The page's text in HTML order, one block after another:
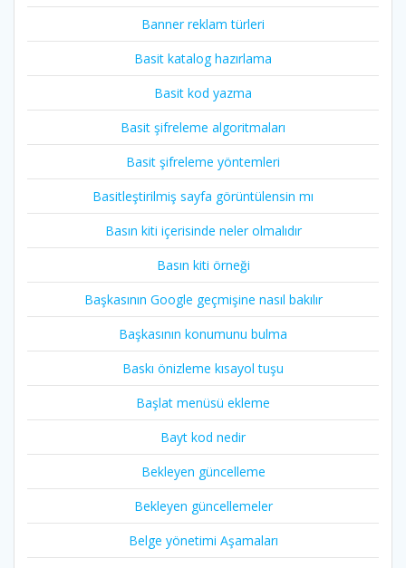
Banner reklam türleri
Basit katalog hazırlama
Basit kod yazma
Basit şifreleme algoritmaları
Basit şifreleme yöntemleri
Basitleştirilmiş sayfa görüntülensin mı
Basın kiti içerisinde neler olmalıdır
Basın kiti örneği
Başkasının Google geçmişine nasıl bakılır
Başkasının konumunu bulma
Baskı önizleme kısayol tuşu
Başlat menüsü ekleme
Bayt kod nedir
Bekleyen güncelleme
Bekleyen güncellemeler
Belge yönetimi Aşamaları